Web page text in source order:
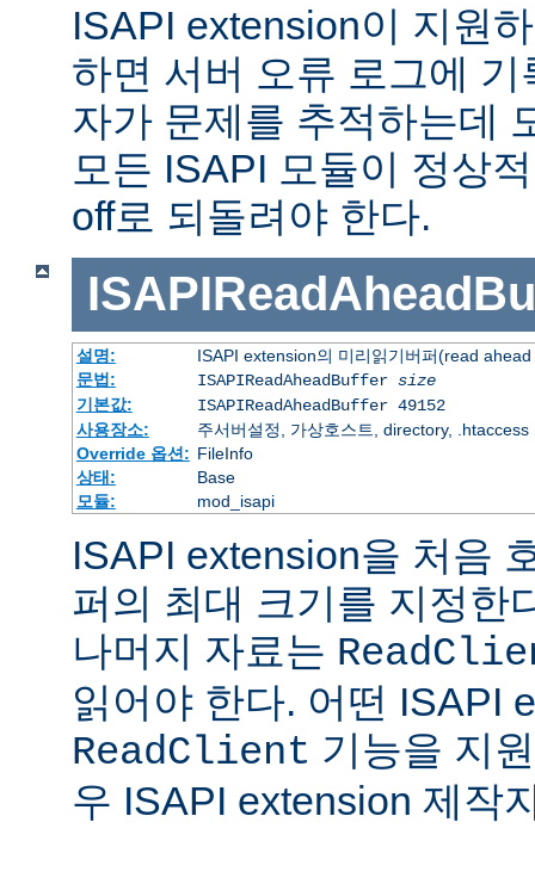
ISAPI extension이 지원
하면 서버 오류 로그에
자가 문제를 추적하는데
모든 ISAPI 모듈이 정상
off로 되돌려야 한다.
설명:
ISAPI extension의 미리읽기버퍼(read
문법:
ISAPIReadAheadBuffer size
기본값:
ISAPIReadAheadBuffer 49152
사용장소:
주서버설정, 가상호스트, directory, .htaccess
Override 옵션: FileInfo
상태:
Base
모듈:
mod_isapi
ISAPI extension을 처음
퍼의 최대 크기를 지정한
나머지 자료는
읽어야 한다. 어떤 ISAPI
ReadClient 기능을 지
우 ISAPI extension 제작